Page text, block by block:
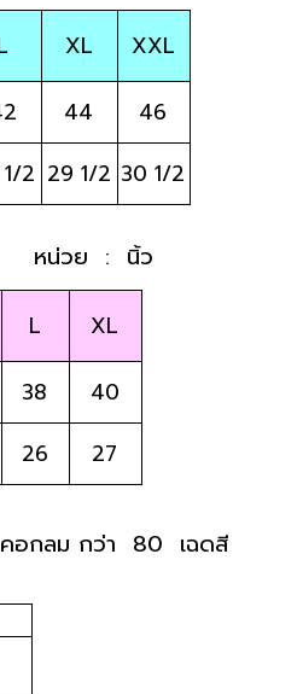
XL XXL
44
46
2 29 1/2 30 1/2
หน่วย  :  นิ้ว
L XL
38
40
26 27
อกลม กว่า  80  เฉดสี